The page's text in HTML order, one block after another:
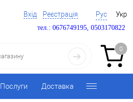
Вхід Реєстрація Рус Укр
тел.: 0676749195, 0503170822
0
Послуги Доставка